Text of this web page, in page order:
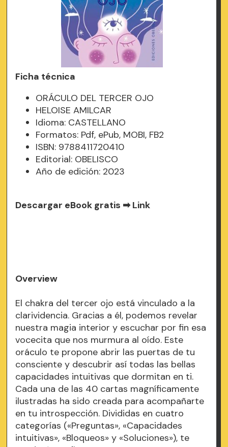
Ficha técnica
ORÁCULO DEL TERCER OJO
HELOISE AMILCAR
Idioma: CASTELLANO
Formatos: Pdf, ePub, MOBI, FB2
ISBN: 9788411720410
Editorial: OBELISCO
Año de edición: 2023
Descargar eBook gratis ➡Link
Overview
El chakra del tercer ojo está vinculado a la
clarividencia. Gracias a él, podemos revelar
nuestra magia interior y escuchar por fin esa
vocecita que nos murmura al oído. Este
oráculo te propone abrir las puertas de tu
consciente y descubrir así todas las bellas
capacidades intuitivas que dormitan en ti.
Cada una de las 40 cartas magníficamente
ilustradas ha sido creada para acompañarte
en tu introspección. Divididas en cuatro
categorías («Preguntas», «Capacidades
intuitivas», «Bloqueos» y «Soluciones»), te